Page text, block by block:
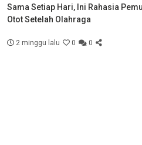
Sama Setiap Hari, Ini Rahasia
Otot Setelah Olahraga
2 minggu lalu 0 0